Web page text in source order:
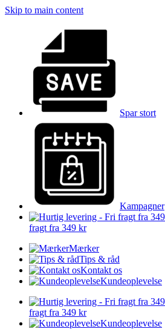
Skip to main content
Spar stort
Kampagner
fragt fra 349 kr
Mærker
Tips & råd
Kontakt os
Kundeoplevelse
fragt fra 349 kr
Kundeoplevelse